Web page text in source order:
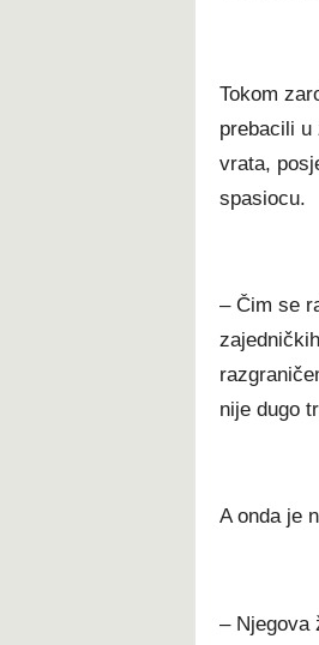
Tokom
prebacili
vrata,
spasiocu.
– Čim se
nije dugo
A onda je
– Njegova